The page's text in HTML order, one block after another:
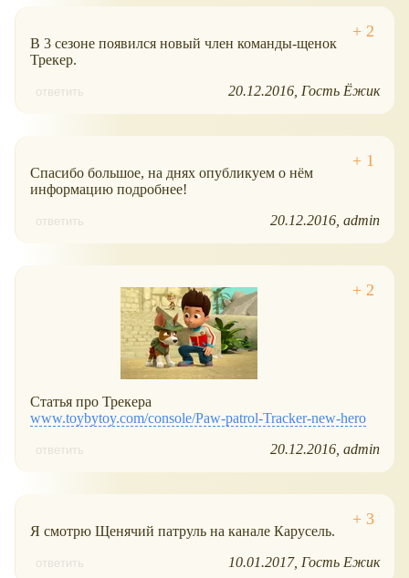
В 3 сезоне появился новый член команды-щенок
Трекер.
ответить 20.12.2016 Гость Ёжик
Спасибо большое, на днях опубликуем о нём
информацию подробнее!
ответить 20.12.2016 admin
Статья про Трекера
www.toybytoy.com/console/Paw-patrol-Tracker-new-hero
ответить 20.12.2016 admin
Я смотрю Щенячий патруль на канале Карусель.
ответить 10.01.2017 Гость Ежик